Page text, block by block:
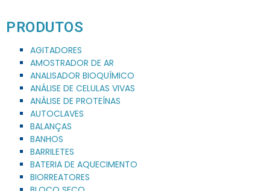
PRODUTOS
AGITADORES
AMOSTRADOR DE AR
ANALISADOR BIOQUÍMICO
ANÁLISE DE CELULAS VIVAS
ANÁLISE DE PROTEÍNAS
AUTOCLAVES
BALANÇAS
BANHOS
BARRILETES
BATERIA DE AQUECIMENTO
BIORREATORES